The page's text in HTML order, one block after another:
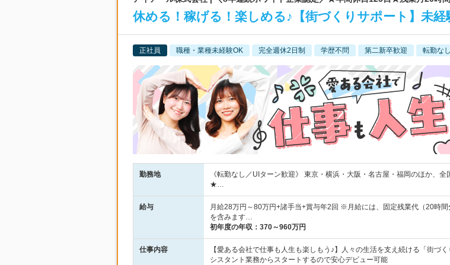
休める！稼げる！楽しめる♪【街づくりサポート】未経
正社員 職種・業種未経験OK 完全週休2日制 学歴不問 第二新卒歓迎 転勤なし
勤務地
《転勤なし／UIターン歓迎》 東京・横浜・大阪・名古屋・福岡のほか、全
★…
給与
月給28万円～80万円+諸手当+賞与年2回 ※月給には、固定残業代（20時間
を含みます…
初年度の年収： 370～960万円
仕事内容
【愛ある会社で仕事も人生も楽しもう♪】人々の生活を支え続ける「街づ
シスタント業務からスタートするので安心デビュー可能